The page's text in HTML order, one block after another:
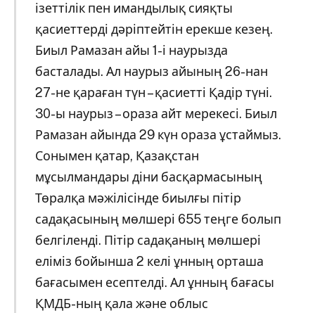
ізеттілік пен имандылық сияқты
қасиеттерді дәріптейтін ерекше кезең.
Биыл Рамазан айы 1-і наурызда
басталады. Ал наурыз айының 26-нан
27-не қараған түн – қасиетті Қадір түні.
30-ы наурыз – ораза айт мерекесі. Биыл
Рамазан айында 29 күн ораза ұстаймыз.
Сонымен қатар, Қазақстан
мұсылмандары діни басқармасының
Төралқа мәжілісінде биылғы пітір
садақасының мөлшері 655 теңге болып
белгіленді. Пітір садақаның мөлшері
еліміз бойынша 2 келі ұнның орташа
бағасымен есептелді. Ал ұнның бағасы
ҚМДБ-ның қала және облыс